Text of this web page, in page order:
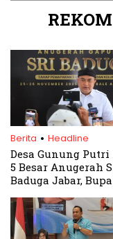
Berita . Headline
Desa Gunung Putri
5 Besar Anugerah
Baduga Jabar,
Bogor